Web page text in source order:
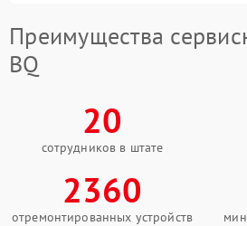
Преимущества
BQ
20
сотрудников в штате
2360
отремонтированных устройств